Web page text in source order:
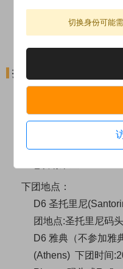
自费项目由于特殊管
4、特色餐为推荐当
接站地点
D1 雅典(Athens)上
Karaiskaki广场雕像
位： https://
下团地点：
D6 圣托里尼
团地点:圣托里尼码头
D6 雅典（不参加雅
(Athens) 下团时间
切换身份可能